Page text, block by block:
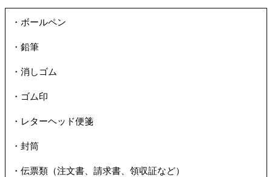
・ボールペン
・鉛筆
・消しゴム
・ゴム印
・レターヘッド便箋
・封筒
・伝票類（注文書、請求書、領収証など）